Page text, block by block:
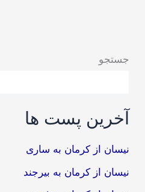
جستجو
آخرین پست ها
نیسان از کرمان به ساری
نیسان از کرمان به بیرجند